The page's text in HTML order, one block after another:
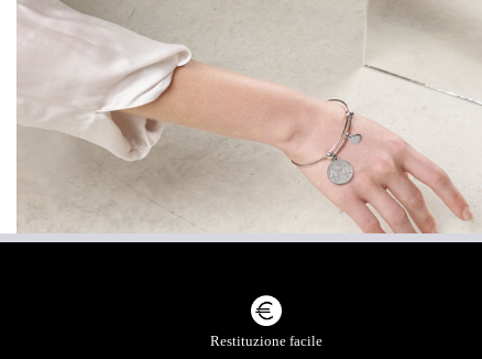
Restituzione facile